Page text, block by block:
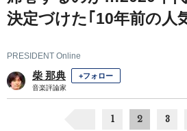
決定づけた｢10年前の人
PRESIDENT Online
柴 那典 +フォロー
音楽評論家
1 2 3